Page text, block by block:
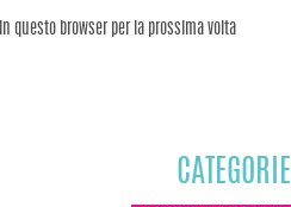
questo browser per la prossima volta
CATEGORIE